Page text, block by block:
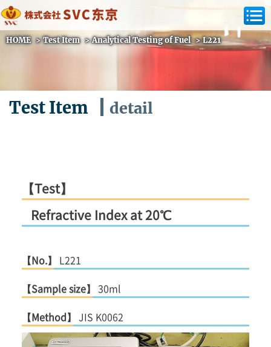
HOME >Test Item >Analytical Testing of Fuel >L221
Test Item detail
【Test】
Refractive Index at 20℃
【No.】 L221
【Sample size】 30ml
【Method】 JIS K0062